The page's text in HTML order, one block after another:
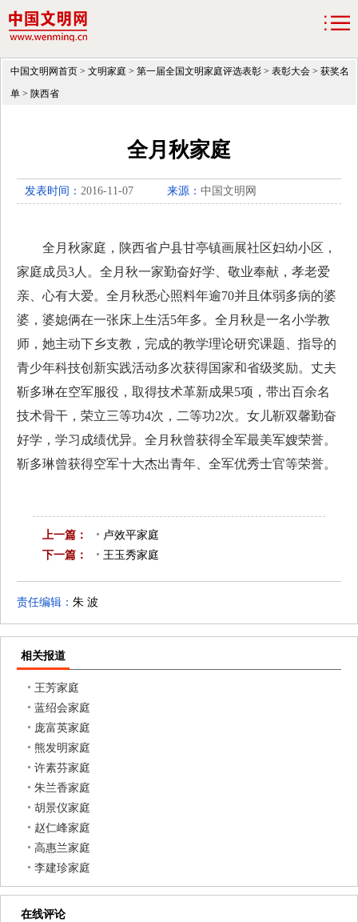
中国文明网首页 > 文明家庭 > 第一届全国文明家庭评选表彰 > 表彰大会 > 获奖名
单 > 陕西省
全月秋家庭
发表时间： 2016-11-07 来源： 中国文明网
全月秋家庭，陕西省户县甘亭镇画展社区妇幼小区，
家庭成员3 人。全月秋一家勤奋好学、敬业奉献，孝老爱
亲、心有大爱。全月秋悉心照料年逾70并且体弱多病的婆
婆，婆媳俩在一张床上生活5年多。全月秋是一名小学教
师，她主动下乡支教，完成的教学理论研究课题、指导的
青少年科技创新实践活动多次获得国家和省级奖励。丈夫
靳多琳在空军服役，取得技术革新成果5项，带出百余名
技术骨干，荣立三等功4次，二等功2次。女儿靳双馨勤奋
好学，学习成绩优异。全月秋曾获得全军最美军嫂荣誉。
靳多琳曾获得空军十大杰出青年、全军优秀士官等荣誉。
上一篇：
卢效平家庭
已是第一篇
下一篇：
王玉秀家庭
责任编辑： 朱 波
相关报道
王芳家庭
蓝绍会家庭
庞富英家庭
熊发明家庭
许素芬家庭
朱兰香家庭
胡景仪家庭
赵仁峰家庭
高惠兰家庭
李建珍家庭
在线评论